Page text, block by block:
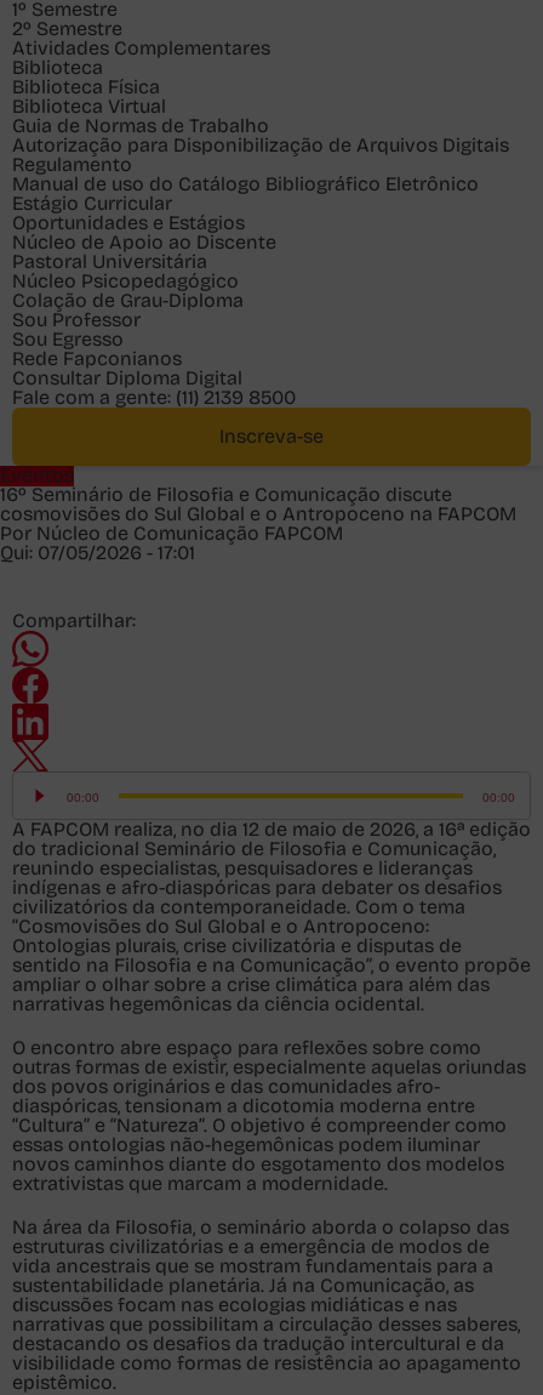
1º Semestre
2º Semestre
Atividades Complementares
Biblioteca
Biblioteca Física
Biblioteca Virtual
Guia de Normas de Trabalho
Autorização para Disponibilização de Arquivos Digitais
Regulamento
Manual de uso do Catálogo Bibliográfico Eletrônico
Estágio Curricular
Oportunidades e Estágios
Núcleo de Apoio ao Discente
Pastoral Universitária
Núcleo Psicopedagógico
Colação de Grau-Diploma
Sou Professor
Sou Egresso
Rede Fapconianos
Consultar Diploma Digital
Fale com a gente: (11) 2139 8500
Inscreva-se
Eventos
16º Seminário de Filosofia e Comunicação discute
cosmovisões do Sul Global e o Antropoceno na FAPCOM
Por Núcleo de Comunicação FAPCOM
Qui: 07/05/2026 - 17:01
Compartilhar:
Tocador
áudio
00:00 00:00
A FAPCOM realiza, no dia 12 de maio de 2026, a 16ª edição
do tradicional Seminário de Filosofia e Comunicação,
reunindo especialistas, pesquisadores e lideranças
indígenas e afro-diaspóricas para debater os desafios
civilizatórios da contemporaneidade. Com o tema
“Cosmovisões do Sul Global e o Antropoceno:
Ontologias plurais, crise civilizatória e disputas de
sentido na Filosofia e na Comunicação”, o evento propõe
ampliar o olhar sobre a crise climática para além das
narrativas hegemônicas da ciência ocidental.
O encontro abre espaço para reflexões sobre como
outras formas de existir, especialmente aquelas oriundas
dos povos originários e das comunidades afro-
diaspóricas, tensionam a dicotomia moderna entre
“Cultura” e “Natureza”. O objetivo é compreender como
essas ontologias não-hegemônicas podem iluminar
novos caminhos diante do esgotamento dos modelos
extrativistas que marcam a modernidade.
Na área da Filosofia, o seminário aborda o colapso das
estruturas civilizatórias e a emergência de modos de
vida ancestrais que se mostram fundamentais para a
sustentabilidade planetária. Já na Comunicação, as
discussões focam nas ecologias midiáticas e nas
narrativas que possibilitam a circulação desses saberes,
destacando os desafios da tradução intercultural e da
visibilidade como formas de resistência ao apagamento
epistêmico.